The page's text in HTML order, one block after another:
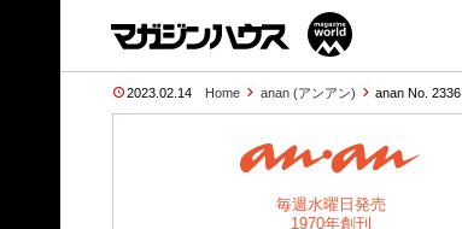
2023.02.14 Home anan (アンアン) anan No.
毎週水曜日発売
1970年創刊